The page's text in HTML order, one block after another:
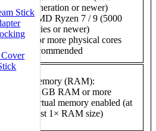
Stickgeneration or newer)
AMD Ryzen 7 / 9 (5000
series or newer)
8 or more physical cores
recommended
Memory (RAM):
32 GB RAM or more
Virtual memory enabled (at
least 1× RAM size)